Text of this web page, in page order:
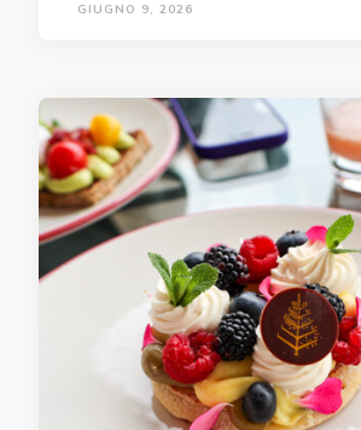
GIUGNO 9, 2026